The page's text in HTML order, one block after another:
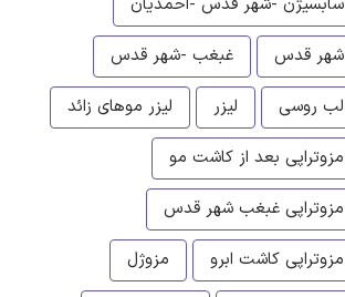
شهر قدس
غبغب -شهر قدس
لب روسی
لیزر
لیزر موهای زائد
مزوتراپی بعد از کاشت مو
مزوتراپی غبغب شهر قدس
مزوتراپی کاشت ابرو
مزوژل